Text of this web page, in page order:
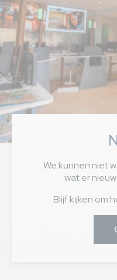
We kunnen niet
wat er
Blijf kijken om